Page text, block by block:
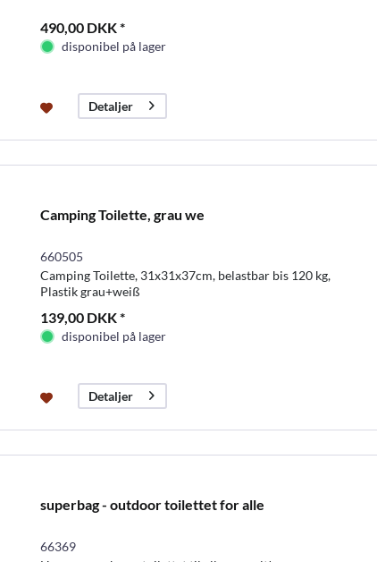
490,00 DKK *
disponibel på lager
Detaljer
Camping Toilette, grau we
660505
Camping Toilette, 31x31x37cm, belastbar bis 120 kg,
Plastik grau+weiß
139,00 DKK *
disponibel på lager
Detaljer
superbag - outdoor toilettet for alle
66369